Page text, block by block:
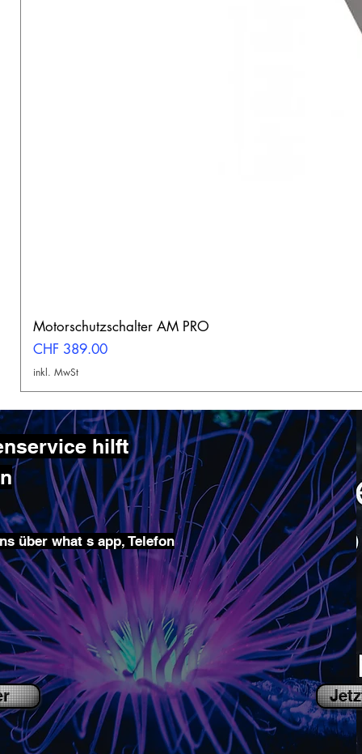
Motorschutzschalter AM PRO
Preis
CHF 389.00
inkl. MwSt
hilft
über what s app, Telefon